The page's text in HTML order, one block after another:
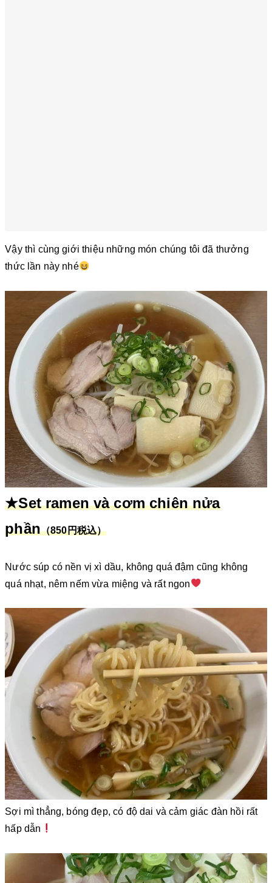
Vậy thì cùng giới thiệu những món chúng tôi đã thưởng
thức lần này nhé
★Set ramen và cơm chiên nửa
phần（850円税込）
Nước súp có nền vị xì dầu, không quá đậm cũng không
quá nhạt, nêm nếm vừa miệng và rất ngon
Sợi mì thẳng, bóng đẹp, có độ dai và cảm giác đàn hồi rất
hấp dẫn